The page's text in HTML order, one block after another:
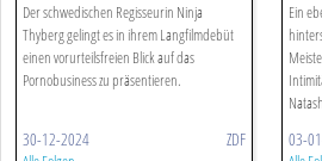
Der schwedischen Regisseurin Ninja
Thyberg gelingt es in ihrem Langfilmdebüt
einen vorurteilsfreien Blick auf das
Pornobusiness zu präsentieren.
30-12-2024 ZDF
Ein
03-